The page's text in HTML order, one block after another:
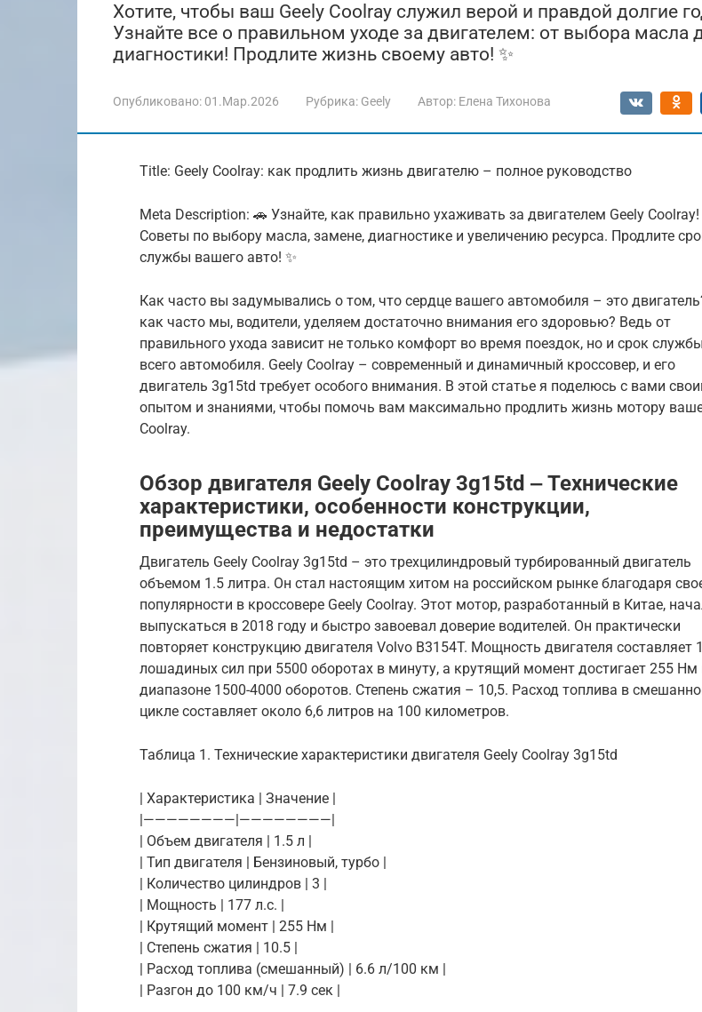
Хотите, чтобы ваш Geely Coolray служил верой и правдой долгие
Узнайте все о правильном уходе за двигателем: от выбора масла
диагностики! Продлите жизнь своему авто! ✨
Опубликовано: 01.Мар.2026 Рубрика: Geely Автор: Елена Тихонова
Title: Geely Coolray: как продлить жизнь двигателю – полное руководство
Meta Description: 🚗 Узнайте, как правильно ухаживать за двигателем Geely Coolray!
Советы по выбору масла, замене, диагностике и увеличению ресурса. Продлите
службы вашего авто! ✨
Как часто вы задумывались о том, что сердце вашего автомобиля – это
как часто мы, водители, уделяем достаточно внимания его здоровью? Ведь от
правильного ухода зависит не только комфорт во время поездок, но и срок службы
всего автомобиля. Geely Coolray – современный и динамичный кроссовер, и его
двигатель 3g15td требует особого внимания. В этой статье я поделюсь с вами
опытом и знаниями, чтобы помочь вам максимально продлить жизнь мотору
Coolray.
Обзор двигателя Geely Coolray 3g15td ‒ Технические
характеристики, особенности конструкции,
преимущества и недостатки
Двигатель Geely Coolray 3g15td – это трехцилиндровый турбированный двигатель
объемом 1.5 литра. Он стал настоящим хитом на российском рынке благодаря
популярности в кроссовере Geely Coolray. Этот мотор, разработанный в Китае,
выпускаться в 2018 году и быстро завоевал доверие водителей. Он практически
повторяет конструкцию двигателя Volvo B3154T. Мощность двигателя составляет
лошадиных сил при 5500 оборотах в минуту, а крутящий момент достигает 255 Нм
диапазоне 1500-4000 оборотов. Степень сжатия – 10,5. Расход топлива в
цикле составляет около 6,6 литров на 100 километров.
Таблица 1. Технические характеристики двигателя Geely Coolray 3g15td
| Характеристика | Значение |
|————————|————————|
| Объем двигателя | 1.5 л |
| Тип двигателя | Бензиновый, турбо |
| Количество цилиндров | 3 |
| Мощность | 177 л.с. |
| Крутящий момент | 255 Нм |
| Степень сжатия | 10.5 |
| Расход топлива (смешанный) | 6.6 л/100 км |
| Разгон до 100 км/ч | 7.9 сек |